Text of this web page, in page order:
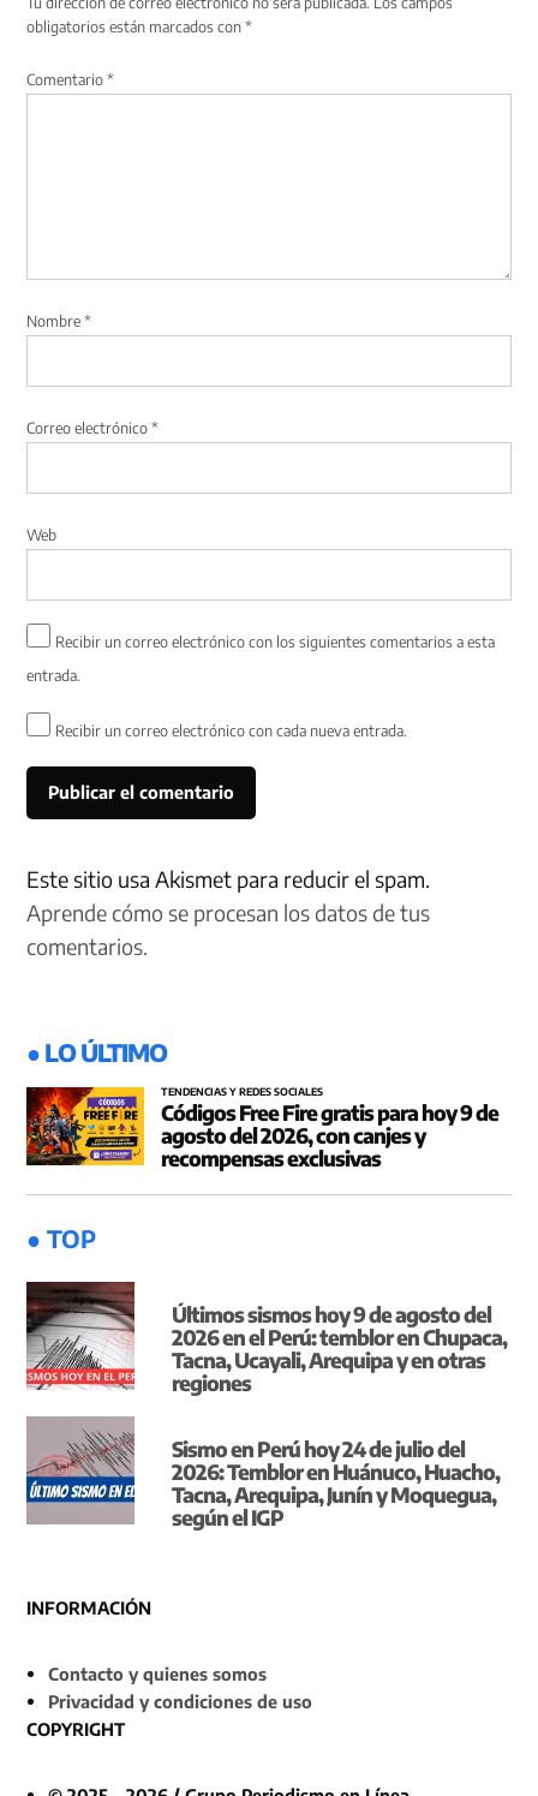
obligatorios están marcados con*
Comentario*
Nombre*
Correo electrónico*
Web
Recibir un correo electrónico con los siguientes comentarios a esta
entrada.
Recibir un correo electrónico con cada nueva entrada.
Este sitio usa Akismet para reducir el spam.
Aprende cómo se procesan los datos de tus
comentarios.
● LO ÚLTIMO
TENDENCIAS Y REDES SOCIALES
Códigos Free Fire gratis para hoy 9 de
agosto del 2026, con canjes y
recompensas exclusivas
● TOP
Últimos sismos hoy 9 de agosto del
2026 en el Perú: temblor en Chupaca,
Tacna, Ucayali, Arequipa y en otras
regiones
Sismo en Perú hoy 24 de julio del
2026: Temblor en Huánuco, Huacho,
Tacna, Arequipa, Junín y Moquegua,
según el IGP
INFORMACIÓN
Contacto y quienes somos
Privacidad y condiciones de uso
COPYRIGHT